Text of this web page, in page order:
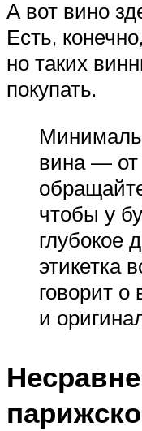
А вот вино
Есть,
но таких
покупать.
вина —
чтобы у
глубокое
этикетка
говорит о
и